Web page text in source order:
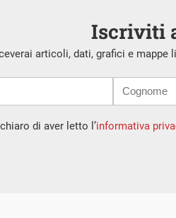
Iscriviti
articoli, dati, grafici e
di aver letto l’informativa